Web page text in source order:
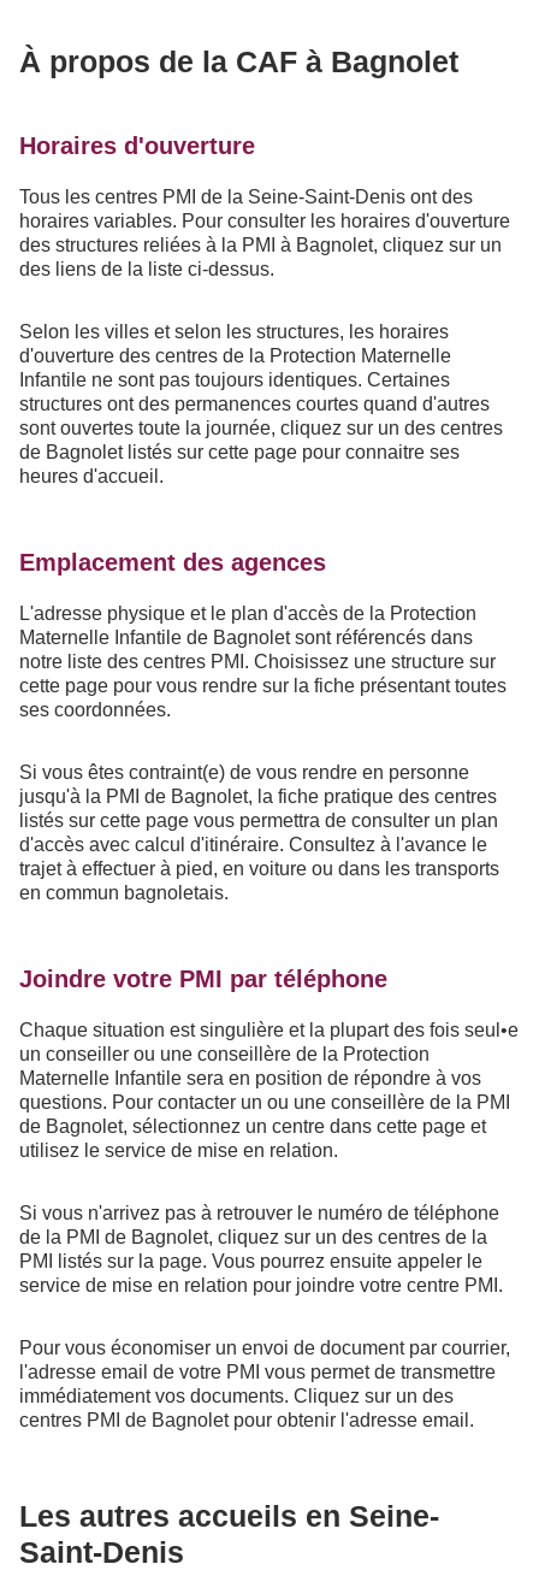
À propos de la CAF à Bagnolet
Horaires d'ouverture
Tous les centres PMI de la Seine-Saint-Denis ont des
horaires variables. Pour consulter les horaires d'ouverture
des structures reliées à la PMI à Bagnolet, cliquez sur un
des liens de la liste ci-dessus.
Selon les villes et selon les structures, les horaires
d'ouverture des centres de la Protection Maternelle
Infantile ne sont pas toujours identiques. Certaines
structures ont des permanences courtes quand d'autres
sont ouvertes toute la journée, cliquez sur un des centres
de Bagnolet listés sur cette page pour connaitre ses
heures d'accueil.
Emplacement des agences
L'adresse physique et le plan d'accès de la Protection
Maternelle Infantile de Bagnolet sont référencés dans
notre liste des centres PMI. Choisissez une structure sur
cette page pour vous rendre sur la fiche présentant toutes
ses coordonnées.
Si vous êtes contraint(e) de vous rendre en personne
jusqu'à la PMI de Bagnolet, la fiche pratique des centres
listés sur cette page vous permettra de consulter un plan
d'accès avec calcul d'itinéraire. Consultez à l'avance le
trajet à effectuer à pied, en voiture ou dans les transports
en commun bagnoletais.
Joindre votre PMI par téléphone
Chaque situation est singulière et la plupart des fois seul•e
un conseiller ou une conseillère de la Protection
Maternelle Infantile sera en position de répondre à vos
questions. Pour contacter un ou une conseillère de la PMI
de Bagnolet, sélectionnez un centre dans cette page et
utilisez le service de mise en relation.
Si vous n'arrivez pas à retrouver le numéro de téléphone
de la PMI de Bagnolet, cliquez sur un des centres de la
PMI listés sur la page. Vous pourrez ensuite appeler le
service de mise en relation pour joindre votre centre PMI.
Pour vous économiser un envoi de document par courrier,
l'adresse email de votre PMI vous permet de transmettre
immédiatement vos documents. Cliquez sur un des
centres PMI de Bagnolet pour obtenir l'adresse email.
Les autres accueils en Seine-
Saint-Denis